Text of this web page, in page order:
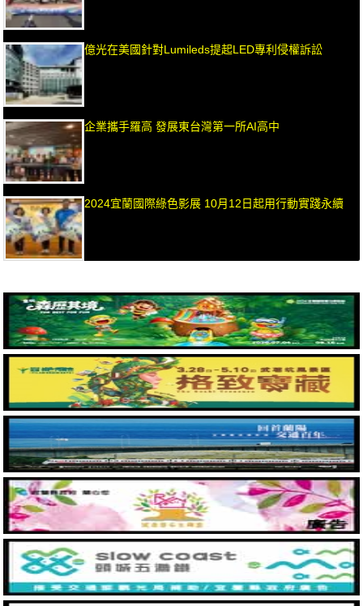
億光在美國針對Lumileds提起LED專利侵權訴訟
企業攜手羅高 發展東台灣第一所AI高中
2024宜蘭國際綠色影展 10月12日起用行動實踐永續